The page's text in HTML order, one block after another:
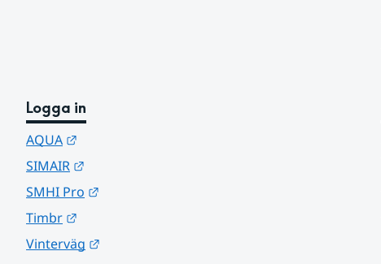
Logga in
AQUA
SIMAIR
SMHI Pro
Timbr
Vinterväg